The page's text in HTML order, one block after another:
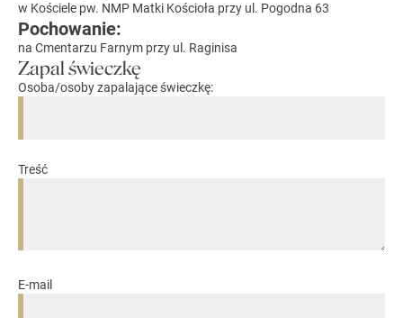
w Kościele pw. NMP Matki Kościoła przy ul. Pogodna 63
Pochowanie:
na Cmentarzu Farnym przy ul. Raginisa
Zapal świeczkę
Osoba/osoby zapalające świeczkę:
Treść
E-mail